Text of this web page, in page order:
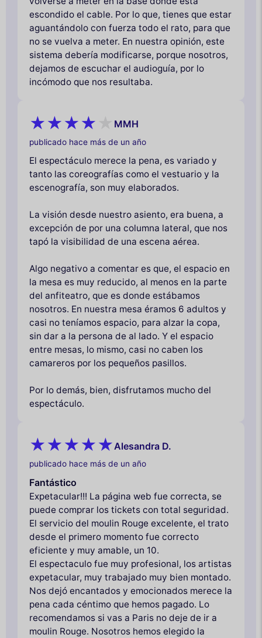
escondido el cable. Por lo que, tienes que estar
aguantándolo con fuerza todo el rato, para que
no se vuelva a meter. En nuestra opinión, este
sistema debería modificarse, porque nosotros,
dejamos de escuchar el audioguía, por lo
incómodo que nos resultaba.
MMH
publicado hace más de un año
El espectáculo merece la pena, es variado y
tanto las coreografías como el vestuario y la
escenografía, son muy elaborados.
La visión desde nuestro asiento, era buena, a
excepción de por una columna lateral, que nos
tapó la visibilidad de una escena aérea.
Algo negativo a comentar es que, el espacio en
la mesa es muy reducido, al menos en la parte
del anfiteatro, que es donde estábamos
nosotros. En nuestra mesa éramos 6 adultos y
casi no teníamos espacio, para alzar la copa,
sin dar a la persona de al lado. Y el espacio
entre mesas, lo mismo, casi no caben los
camareros por los pequeños pasillos.
Por lo demás, bien, disfrutamos mucho del
espectáculo.
Alesandra D.
publicado hace más de un año
Fantástico
Expetacular!!! La página web fue correcta, se
puede comprar los tickets con total seguridad.
El servicio del moulin Rouge excelente, el trato
desde el primero momento fue correcto
eficiente y muy amable, un 10.
El espectaculo fue muy profesional, los artistas
expetacular, muy trabajado muy bien montado.
Nos dejó encantados y emocionados merece la
pena cada céntimo que hemos pagado. Lo
recomendamos si vas a Paris no deje de ir a
moulin Rouge. Nosotros hemos elegido la